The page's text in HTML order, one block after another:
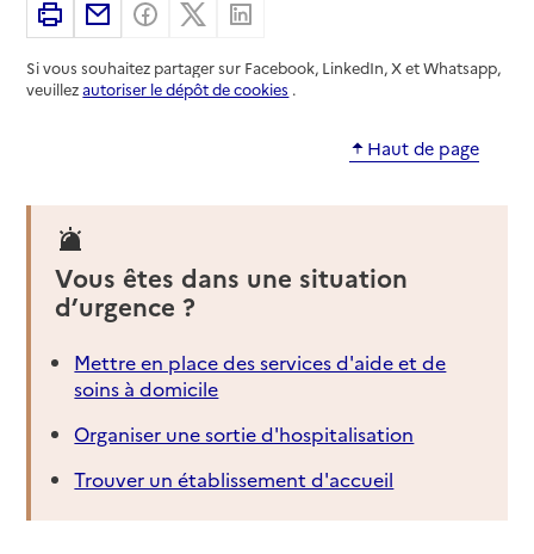
ImprimerPartager par email
Partager sur Facebook
Partager sur X
Si vous souhaitez partager sur Facebook, LinkedIn, X et Whatsapp,
veuillezautoriser le dépôt de cookies .
Haut de page
Vous êtes dans une situation
d’urgence ?
Mettre en place des services d'aide et de
soins à domicile
Organiser une sortie d'hospitalisation
Trouver un établissement d'accueil